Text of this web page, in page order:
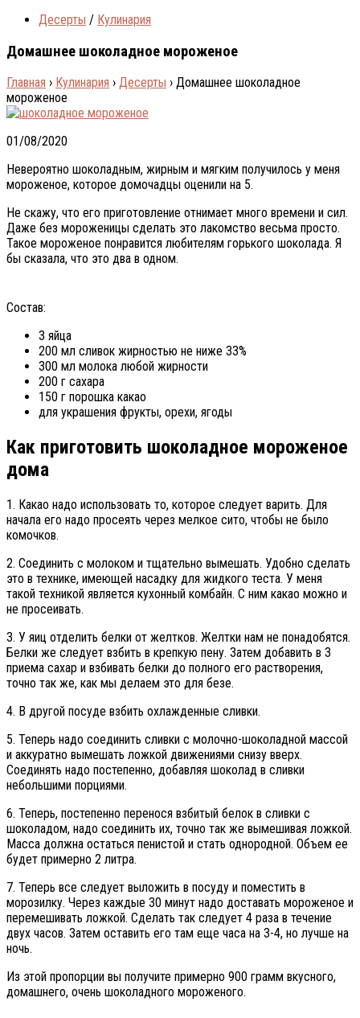
Десерты / Кулинария
Домашнее шоколадное мороженое
Главная › Кулинария › Десерты › Домашнее шоколадное
мороженое
01/08/2020
Невероятно шоколадным, жирным и мягким получилось у меня
мороженое, которое домочадцы оценили на 5.
Не скажу, что его приготовление отнимает много времени и сил.
Даже без мороженицы сделать это лакомство весьма просто.
Такое мороженое понравится любителям горького шоколада. Я
бы сказала, что это два в одном.
Состав:
3 яйца
200 мл сливок жирностью не ниже 33%
300 мл молока любой жирности
200 г сахара
150 г порошка какао
для украшения фрукты, орехи, ягоды
Как приготовить шоколадное мороженое
дома
1. Какао надо использовать то, которое следует варить. Для
начала его надо просеять через мелкое сито, чтобы не было
комочков.
2. Соединить с молоком и тщательно вымешать. Удобно сделать
это в технике, имеющей насадку для жидкого теста. У меня
такой техникой является кухонный комбайн. С ним какао можно и
не просеивать.
3. У яиц отделить белки от желтков. Желтки нам не понадобятся.
Белки же следует взбить в крепкую пену. Затем добавить в 3
приема сахар и взбивать белки до полного его растворения,
точно так же, как мы делаем это для безе.
4. В другой посуде взбить охлажденные сливки.
5. Теперь надо соединить сливки с молочно-шоколадной массой
и аккуратно вымешать ложкой движениями снизу вверх.
Соединять надо постепенно, добавляя шоколад в сливки
небольшими порциями.
6. Теперь, постепенно перенося взбитый белок в сливки с
шоколадом, надо соединить их, точно так же вымешивая ложкой.
Масса должна остаться пенистой и стать однородной. Объем ее
будет примерно 2 литра.
7. Теперь все следует выложить в посуду и поместить в
морозилку. Через каждые 30 минут надо доставать мороженое и
перемешивать ложкой. Сделать так следует 4 раза в течение
двух часов. Затем оставить его там еще часа на 3-4, но лучше на
ночь.
Из этой пропорции вы получите примерно 900 грамм вкусного,
домашнего, очень шоколадного мороженого.